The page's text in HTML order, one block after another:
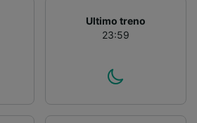
Ultimo treno
23:59